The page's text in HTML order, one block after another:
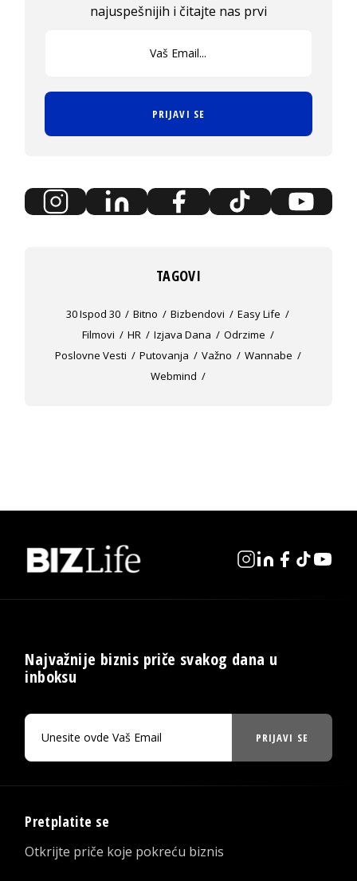
najuspešnijih i čitajte nas prvi
PRIJAVI SE
TAGOVI
30 Ispod 30 Bitno Bizbendovi
Easy Life
Filmovi
HR Izjava Dana
Odrzime
Poslovne Vesti
Putovanja Važno
Wannabe
Webmind
Najvažnije biznis priče svakog dana u
inboksu
PRIJAVI SE
Pretplatite se
Otkrijte priče koje pokreću biznis